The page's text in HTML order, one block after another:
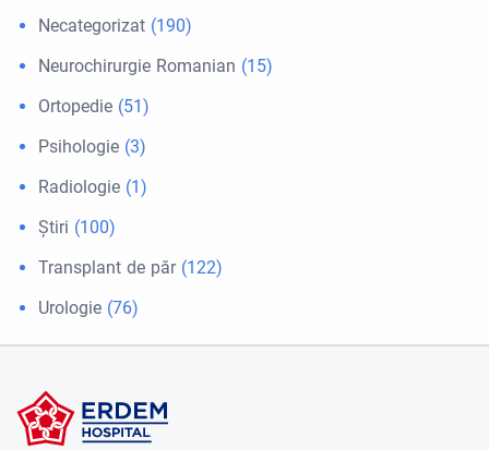
Necategorizat (190)
Neurochirurgie Romanian (15)
Ortopedie (51)
Psihologie (3)
Radiologie (1)
Ştiri (100)
Transplant de păr(122)
Urologie (76)